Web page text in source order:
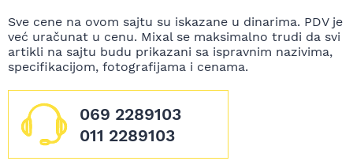
Sve cene na ovom sajtu su iskazane u dinarima. PDV je
već uračunat u cenu. Mixal se maksimalno trudi da svi
artikli na sajtu budu prikazani sa ispravnim nazivima,
specifikacijom, fotografijama i cenama.
069 2289103
011 2289103